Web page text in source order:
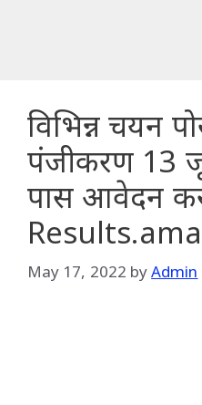
विभिन्न चयन
पंजीकरण 13
पास आवेदन
May 17, 2022 byAdmin